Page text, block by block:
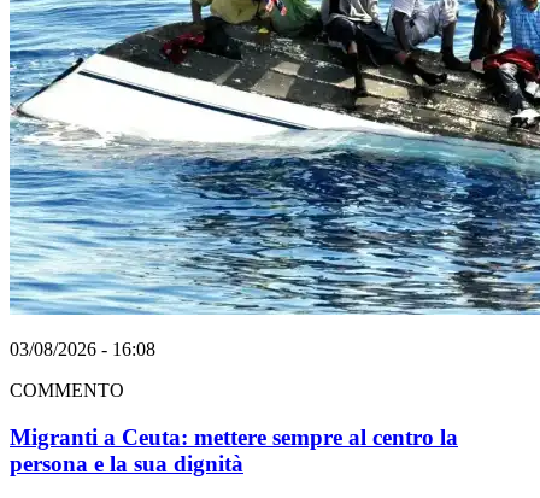
03/08/2026 - 16:08
COMMENTO
Migranti a Ceuta: mettere sempre al centro la
persona e la sua dignità